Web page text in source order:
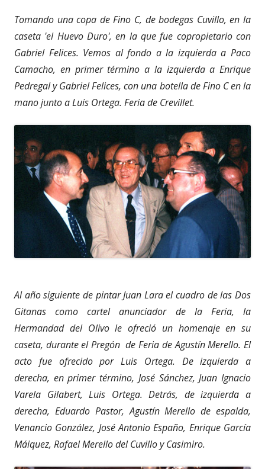
Tomando una copa de Fino C, de bodegas Cuvillo, en la
caseta 'el Huevo Duro', en la que fue copropietario con
Gabriel Felices. Vemos al fondo a la izquierda a Paco
Camacho, en primer término a la izquierda a Enrique
Pedregal y Gabriel Felices, con una botella de Fino C en la
mano junto a Luis Ortega. Feria de Crevillet.
Al año siguiente de pintar Juan Lara el cuadro de las Dos
Gitanas como cartel anunciador de la Feria, la
Hermandad del Olivo le ofreció un homenaje en su
caseta, durante el Pregón de Feria de Agustín Merello. El
acto fue ofrecido por Luis Ortega. De izquierda a
derecha, en primer término, José Sánchez, Juan Ignacio
Varela Gilabert, Luis Ortega. Detrás, de izquierda a
derecha, Eduardo Pastor, Agustín Merello de espalda,
Venancio González, José Antonio Españo, Enrique García
Máiquez, Rafael Merello del Cuvillo y Casimiro.